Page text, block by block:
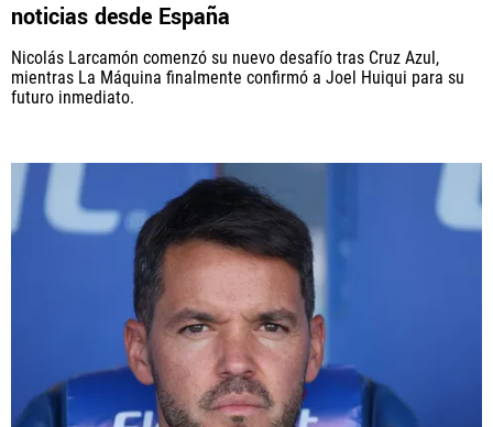
noticias desde España
Nicolás Larcamón comenzó su nuevo desafío tras Cruz Azul,
mientras La Máquina finalmente confirmó a Joel Huiqui para su
futuro inmediato.